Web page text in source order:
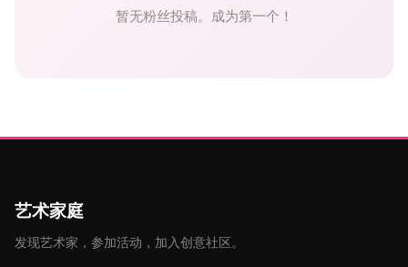
暂无粉丝投稿。成为第一个！
艺术家庭
发现艺术家，参加活动，加入创意社区。